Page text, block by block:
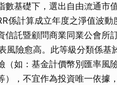
數基礎下，選出自由流通市
係計算成立年度之淨值波動
信託暨顧問商業同業公會所
風險愈高。此等級分類係基
（如：基金計價幣別匯率風
），不宜作為投資唯一依據
取消